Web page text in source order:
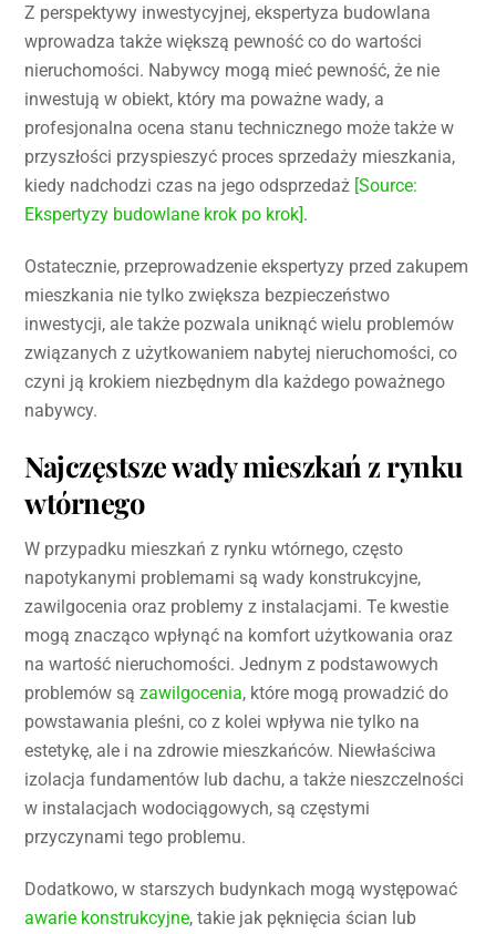
Z perspektywy inwestycyjnej, ekspertyza budowlana
wprowadza także większą pewność co do wartości
nieruchomości. Nabywcy mogą mieć pewność, że nie
inwestują w obiekt, który ma poważne wady, a
profesjonalna ocena stanu technicznego może także w
przyszłości przyspieszyć proces sprzedaży mieszkania,
kiedy nadchodzi czas na jego odsprzedaż [Source:
Ekspertyzy budowlane krok po krok].
Ostatecznie, przeprowadzenie ekspertyzy przed zakupem
mieszkania nie tylko zwiększa bezpieczeństwo
inwestycji, ale także pozwala uniknąć wielu problemów
związanych z użytkowaniem nabytej nieruchomości, co
czyni ją krokiem niezbędnym dla każdego poważnego
nabywcy.
Najczęstsze wady mieszkań z rynku
wtórnego
W przypadku mieszkań z rynku wtórnego, często
napotykanymi problemami są wady konstrukcyjne,
zawilgocenia oraz problemy z instalacjami. Te kwestie
mogą znacząco wpłynąć na komfort użytkowania oraz
na wartość nieruchomości. Jednym z podstawowych
problemów sązawilgocenia, które mogą prowadzić do
powstawania pleśni, co z kolei wpływa nie tylko na
estetykę, ale i na zdrowie mieszkańców. Niewłaściwa
izolacja fundamentów lub dachu, a także nieszczelności
w instalacjach wodociągowych, są częstymi
przyczynami tego problemu.
Dodatkowo, w starszych budynkach mogą występować
awarie konstrukcyjne, takie jak pęknięcia ścian lub